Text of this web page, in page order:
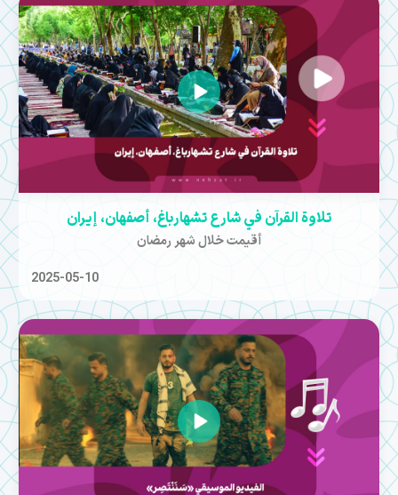
تلاوة القرآن في شارع تشهارباغ، أصفهان، إيران
أقيمت خلال شهر رمضان
2025-05-10